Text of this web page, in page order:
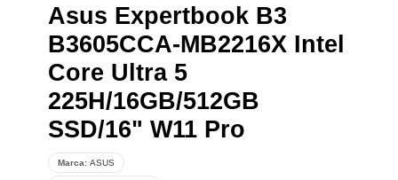
Asus Expertbook B3
B3605CCA-MB2216X Intel
Core Ultra 5
225H/16GB/512GB
SSD/16" W11 Pro
Marca: ASUS